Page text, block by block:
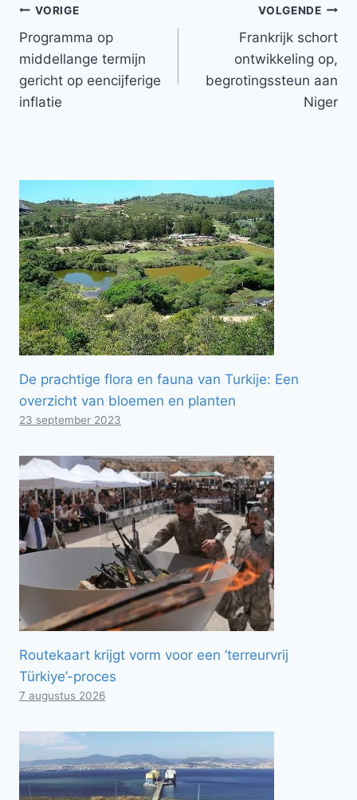
Bericht
navigatie
VORIGE
Programma op
middellange termijn
gericht op eencijferige
inflatie
VOLGENDE
Frankrijk schort
ontwikkeling op,
begrotingssteun aan
Niger
De prachtige flora en fauna van Turkije: Een
overzicht van bloemen en planten
23 september 2023
Routekaart krijgt vorm voor een ’terreurvrij
Türkiye’-proces
7 augustus 2026